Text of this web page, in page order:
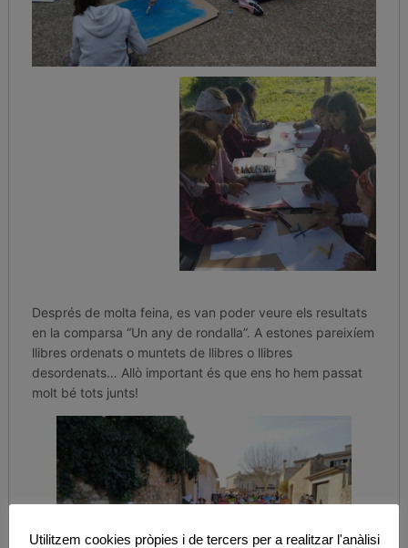
Després de molta feina, es van poder veure els resultats
en la comparsa “Un any de rondalla”. A estones pareixíem
llibres ordenats o muntets de llibres o llibres
desordenats… Allò important és que ens ho hem passat
molt bé tots junts!
Utilitzem cookies pròpies i de tercers per a realitzar l'anàlisi